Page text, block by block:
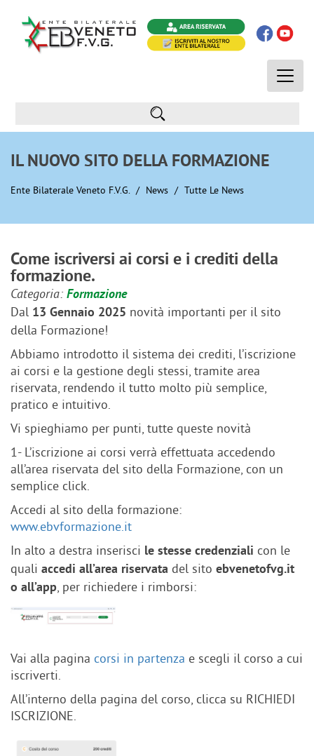
Toggle
IL NUOVO SITO DELLA FORMAZIONE
Ente Bilaterale Veneto F.V.G. News Tutte Le News
Come iscriversi ai corsi e i crediti della
formazione.
Categoria: Formazione
Dal 13 Gennaio 2025 novità importanti per il sito
della Formazione!
Abbiamo introdotto il sistema dei crediti, l’iscrizione
ai corsi e la gestione degli stessi, tramite area
riservata, rendendo il tutto molto più semplice,
pratico e intuitivo.
Vi spieghiamo per punti, tutte queste novità
1- L’iscrizione ai corsi verrà effettuata accedendo
all’area riservata del sito della Formazione, con un
semplice click.
Accedi al sito della formazione:
www.ebvformazione.it
In alto a destra inserisci le stesse credenziali con le
quali accedi all’area riservata del sito ebvenetofvg.it
o all’app, per richiedere i rimborsi:
Vai alla pagina corsi in partenza e scegli il corso a cui
iscriverti.
All’interno della pagina del corso, clicca su RICHIEDI
ISCRIZIONE.